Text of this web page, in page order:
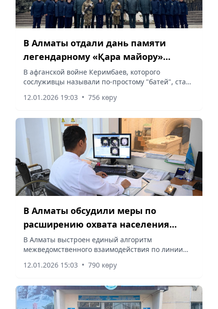
В Алматы отдали дань памяти
легендарному «Қара майору»
Борису Керимбаеву
В афганской войне Керимбаев, которого
сослуживцы называли по-простому "батей", стал
наименьшие потери, сообщает Vecher.kz.
12.01.2026 19:03 • 756 көру
В Алматы обсудили меры по
расширению охвата населения
системой ОСМС
В Алматы выстроен единый алгоритм
межведомственного взаимодействия по линии
сообщает Vecher.kz.
12.01.2026 15:03 • 790 көру